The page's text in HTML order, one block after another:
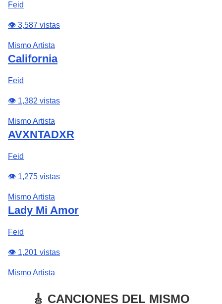
Feid
👁️ 3,587 vistas
Mismo Artista
California
Feid
👁️ 1,382 vistas
Mismo Artista
AVXNTADXR
Feid
👁️ 1,275 vistas
Mismo Artista
Lady Mi Amor
Feid
👁️ 1,201 vistas
Mismo Artista
🎸 CANCIONES DEL MISMO